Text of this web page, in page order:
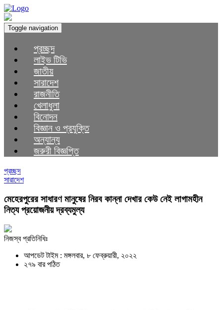
Toggle navigation
প্রচ্ছদ
লাইভ টিভি
জাতীয়
সারাদেশ
রাজনীতি
খেলাধুলা
বিনোদন
বিজ্ঞান ও প্রযুক্তি
অন্যান্য
জরুরী বিজ্ঞপ্তি
প্রচ্ছদ
সারাদেশ
মেহেরপুরের সাধারণ মানুষের নিরব কান্না দেখার কেউ নেই লাগামহীন
নিত্য প্রয়োজনীয় দ্রব্যমুল্য
নিজস্ব প্রতিনিধিঃ
আপডেট টাইম : মঙ্গলবার, ৮ ফেব্রুয়ারী, ২০২২
২৭৯ বার পঠিত